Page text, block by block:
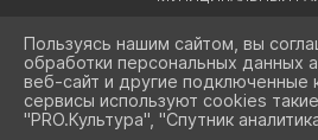
2026 Г. КРЫЛОВСКИЙРАЙОН23.РФ
ВХОД
КАРТА САЙТА
Пользуясь нашим сайтом, вы
обработки персональных данных
веб-сайт и другие подключенные
сервисы используют cookies такие
"PRO.Культура", "Спутник